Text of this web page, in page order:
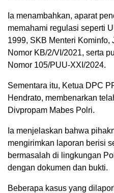
Ia menambahkan, aparat
memahami regulasi seperti
1999, SKB Menteri Kominfo,
Nomor KB/2/VI/2021, serta
Nomor 105/PUU-XXI/2024.
Sementara itu, Ketua DPC
Hendrato, membenarkan
Divpropam Mabes Polri.
Ia menjelaskan bahwa
mengirimkan laporan berisi
bermasalah di lingkungan
dengan dokumen dan bukti.
Beberapa kasus yang